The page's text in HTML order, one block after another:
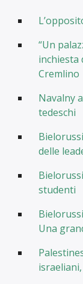
“Un
inchiesta
Cremlino
Navalny
tedeschi
delle
studenti
Una